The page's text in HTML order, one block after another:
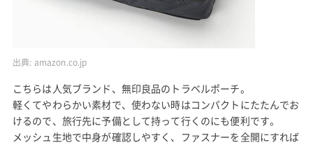
出典: amazon.co.jp
こちらは人気ブランド、無印良品のトラベルポーチ。
軽くてやわらかい素材で、使わない時はコンパクトにたたんでお
けるので、旅行先に予備として持って行くのにも便利です。
メッシュ生地で中身が確認しやすく、ファスナーを全開にすれば